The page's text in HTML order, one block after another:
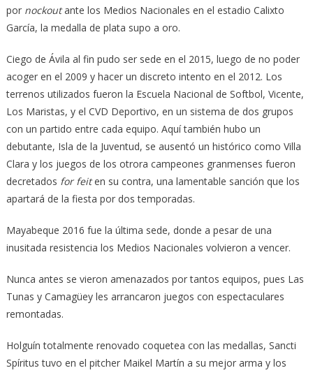
por nockoutante los Medios Nacionales en el estadio Calixto
García, la medalla de plata supo a oro.
Ciego de Ávila al fin pudo ser sede en el 2015, luego de no poder
acoger en el 2009 y hacer un discreto intento en el 2012. Los
terrenos utilizados fueron la Escuela Nacional de Softbol, Vicente,
Los Maristas, y el CVD Deportivo, en un sistema de dos grupos
con un partido entre cada equipo. Aquí también hubo un
debutante, Isla de la Juventud, se ausentó un histórico como Villa
Clara y los juegos de los otrora campeones granmenses fueron
decretados for feiten su contra, una lamentable sanción que los
apartará de la fiesta por dos temporadas.
Mayabeque 2016 fue la última sede, donde a pesar de una
inusitada resistencia los Medios Nacionales volvieron a vencer.
Nunca antes se vieron amenazados por tantos equipos, pues Las
Tunas y Camagüey les arrancaron juegos con espectaculares
remontadas.
Holguín totalmente renovado coquetea con las medallas, Sancti
Spíritus tuvo en el pitcher Maikel Martín a su mejor arma y los